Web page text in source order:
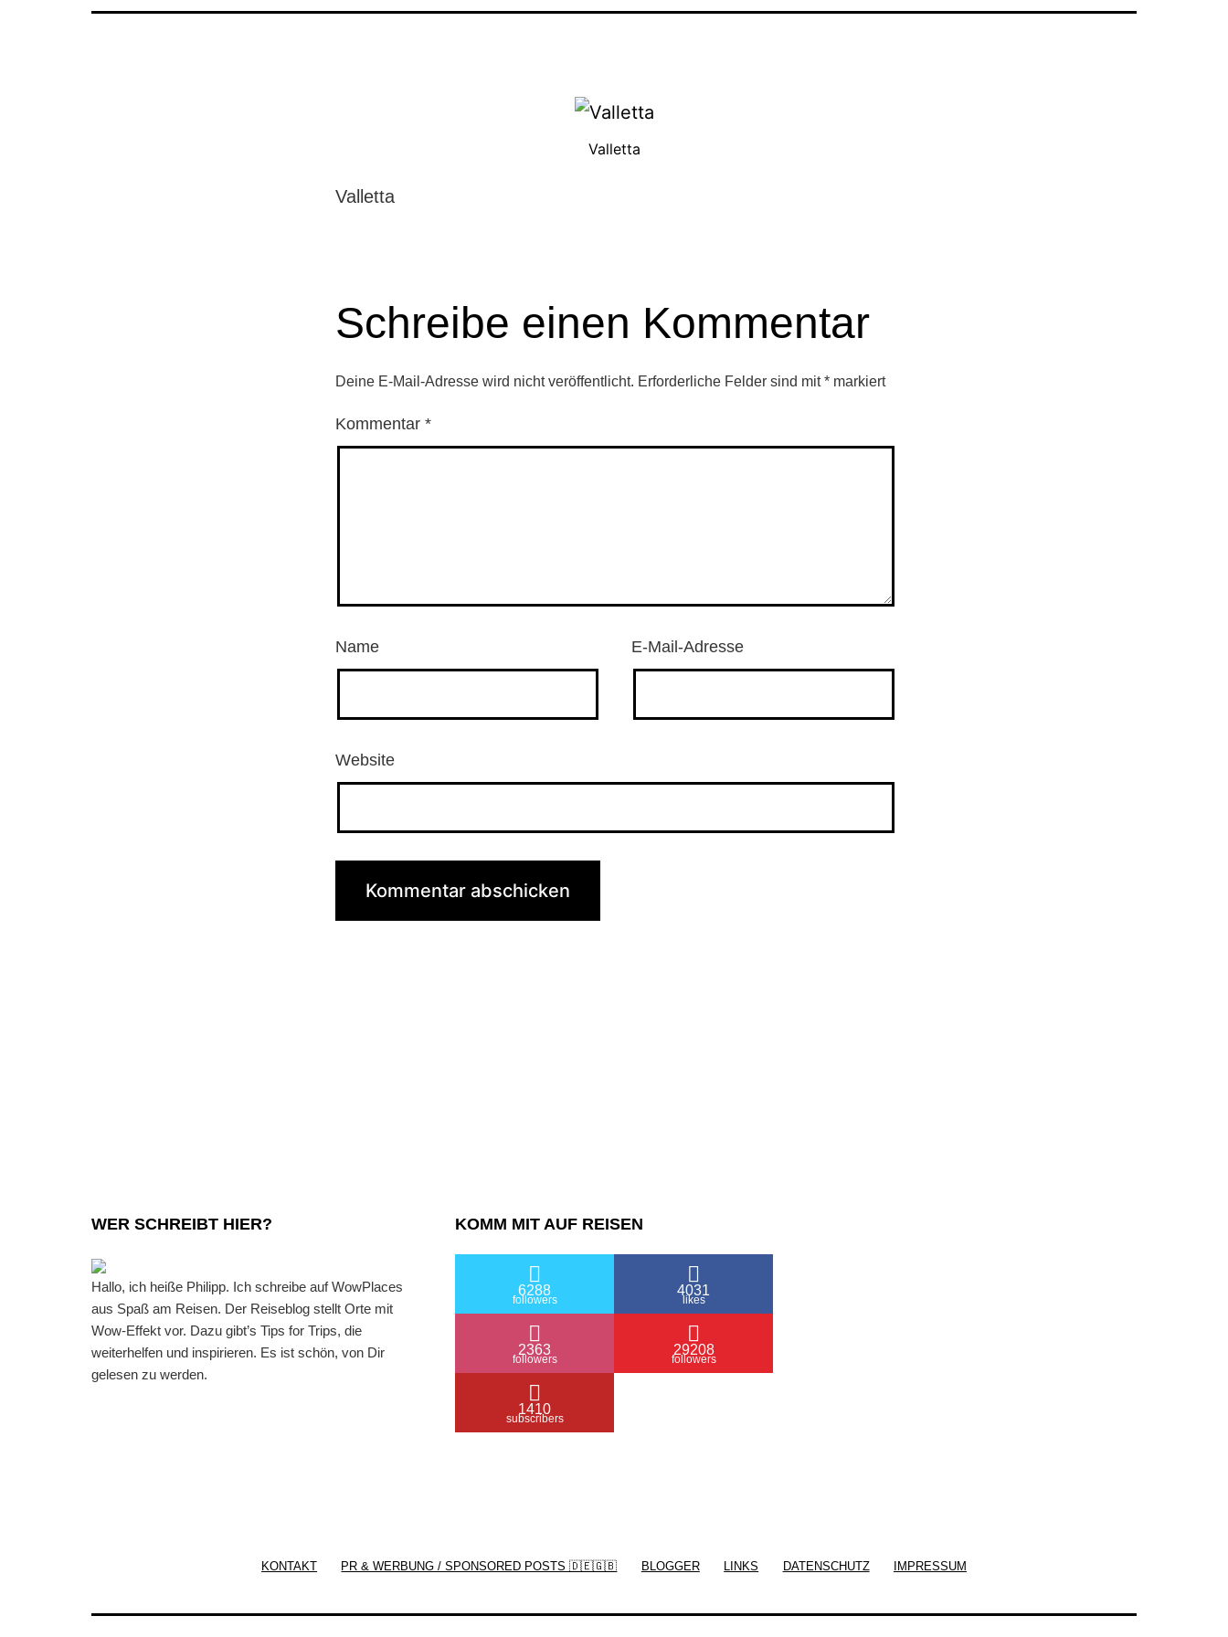
Valletta
Valletta
Schreibe einen Kommentar
Deine E-Mail-Adresse wird nicht veröffentlicht. Erforderliche Felder sind mit* markiert
Kommentar *
Name E-Mail-Adresse
Website
WER SCHREIBT HIER?
Hallo, ich heiße Philipp. Ich schreibe auf WowPlaces
aus Spaß am Reisen. Der Reiseblog stellt Orte mit
Wow-Effekt vor. Dazu gibt’s Tips for Trips, die
weiterhelfen und inspirieren. Es ist schön, von Dir
gelesen zu werden.
KOMM MIT AUF REISEN
6288
followers
4031
likes
2363
followers
29208
followers
1410
subscribers
KONTAKT PR & WERBUNG / SPONSORED POSTS 🇩🇪🇬🇧 BLOGGER LINKS DATENSCHUTZ IMPRESSUM